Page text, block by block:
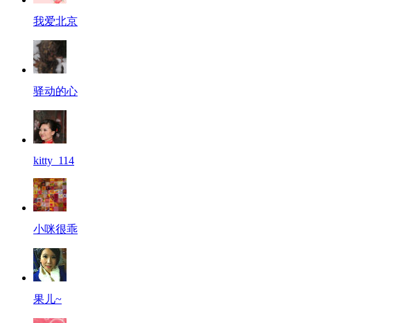
我爱北京
驿动的心
kitty_114
小咪很乖
果儿~